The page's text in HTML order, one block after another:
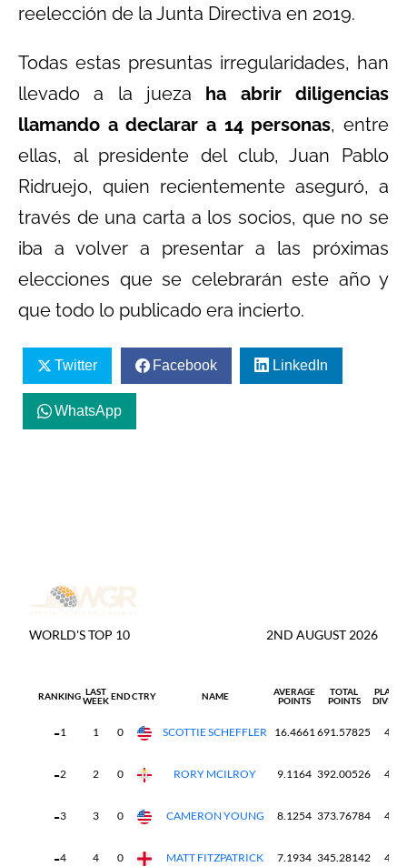
reelección de la Junta Directiva en 2019.
Todas estas presuntas irregularidades, han
llevado a la jueza ha abrir diligencias
llamando a declarar a 14 personas, entre
ellas, al presidente del club, Juan Pablo
Ridruejo, quien recientemente aseguró, a
través de una carta a los socios, que no se
iba a volver a presentar a las próximas
elecciones que se celebrarán este año y
que todo lo publicado era incierto.
Twitter Facebook LinkedIn
WhatsApp